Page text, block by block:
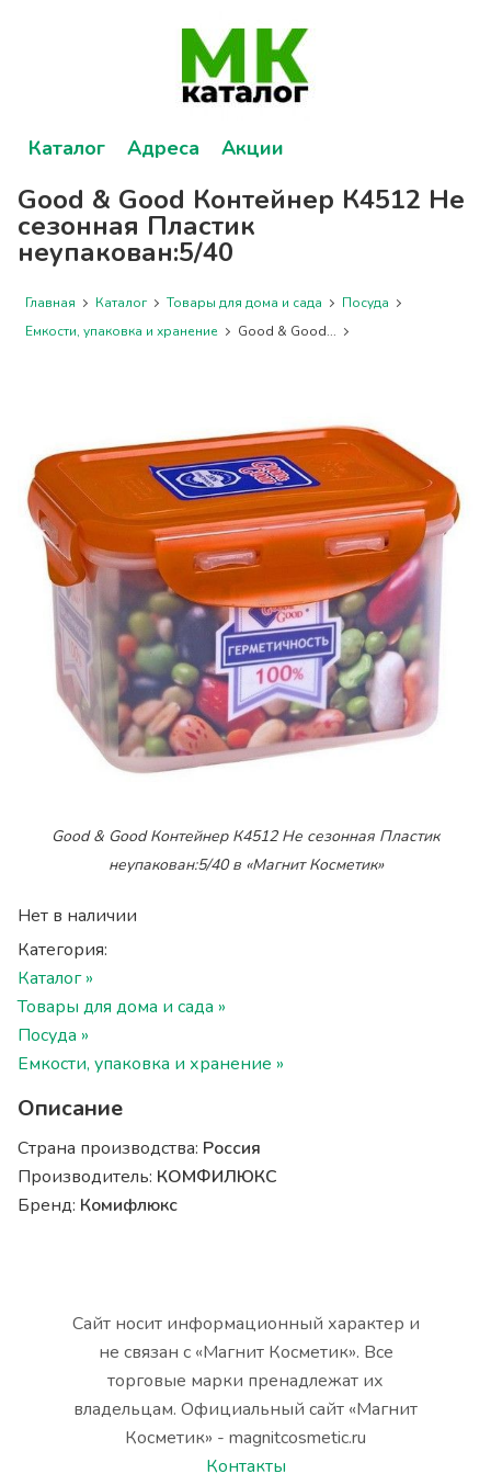
Каталог Адреса Акции
Good & Good Контейнер К4512 Не
сезонная Пластик
неупакован:5/40
Главная Каталог Товары для дома и сада
Посуда
Емкости, упаковка и хранение
Good & Good...
Good & Good Контейнер К4512 Не сезонная Пластик
неупакован:5/40 в «Магнит Косметик»
Нет в наличии
Категория:
Каталог »
Товары для дома и сада »
Посуда »
Емкости, упаковка и хранение »
Описание
Страна производства: Россия
Производитель: КОМФИЛЮКС
Бренд: Комифлюкс
Сайт носит информационный характер и
не связан с «Магнит Косметик». Все
торговые марки пренадлежат их
владельцам. Официальный сайт «Магнит
Косметик» - magnitcosmetic.ru
Контакты